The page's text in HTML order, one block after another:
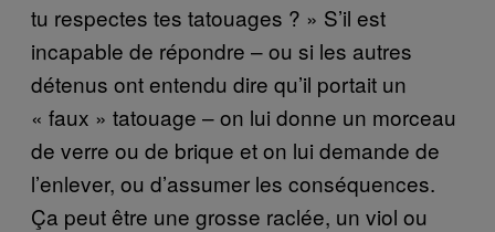
tu respectes tes tatouages ? » S’il est
incapable de répondre – ou si les autres
détenus ont entendu dire qu’il portait un
« faux » tatouage – on lui donne un morceau
de verre ou de brique et on lui demande de
l’enlever, ou d’assumer les conséquences.
Ça peut être une grosse raclée, un viol ou